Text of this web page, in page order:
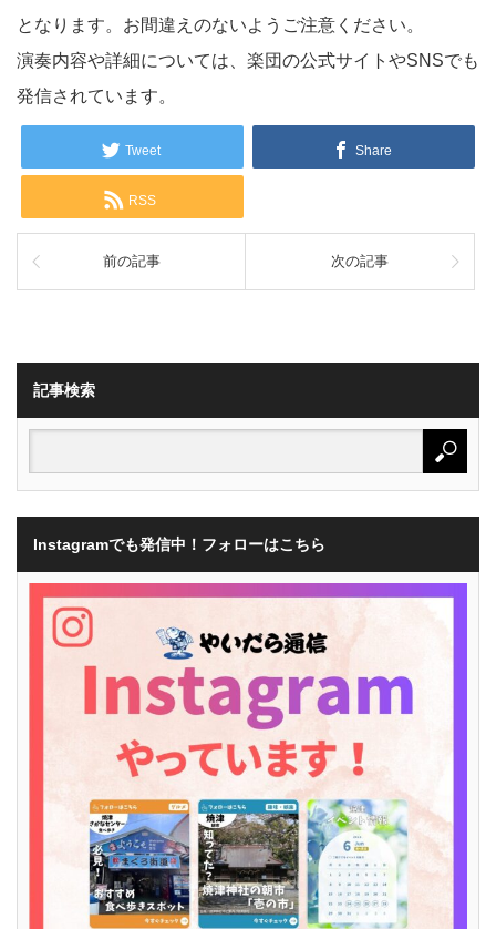
となります。お間違えのないようご注意ください。
演奏内容や詳細については、楽団の公式サイトやSNSでも
発信されています。
Tweet Share
RSS
前の記事 次の記事
記事検索
Instagramでも発信中！フォローはこちら